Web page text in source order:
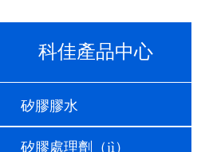
科佳產品中心
矽膠膠水
矽膠處理劑（jì）